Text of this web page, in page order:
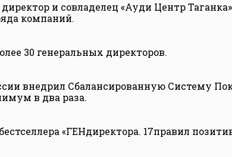
и совладелец «Ауди Центр
компаний.
30 генеральных директоров.
внедрил Сбалансированную Систему
в два раза.
«ГЕНдиректора. 17правил